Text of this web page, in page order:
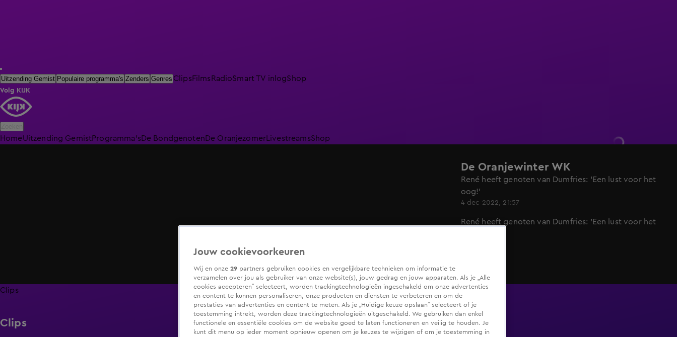
Uitzending Gemist Populaire programma's Zenders Genres ClipsFilmsRadioSmart TV inlogShop
Volg KIJK
HomeUitzending GemistProgramma'sDe BondgenotenDe Oranjezomer LivestreamsShop
De Oranjewinter WK
René heeft genoten van Dumfries: 'Een lust voor het
oog!'
4 dec 2022, 21:57
René heeft genoten van Dumfries: 'Een lust voor het
Clips
Clips
Jouw cookievoorkeuren
Wij en onze 29 partners gebruiken cookies en vergelijkbare technieken om informatie te
verzamelen over jou als gebruiker van onze website(s), jouw gedrag en jouw apparaten. Als je „Alle
cookies accepteren” selecteert, worden trackingtechnologieën ingeschakeld om onze advertenties
en content te kunnen personaliseren, onze producten en diensten te verbeteren en om de
prestaties van advertenties en content te meten. Als je „Huidige keuze opslaan” selecteert of je
toestemming intrekt, worden deze trackingtechnologieën uitgeschakeld. We gebruiken dan enkel
functionele en essentiële cookies om de website goed te laten functioneren en veilig te houden. Je
kunt dit menu op ieder moment opnieuw openen om je keuzes te wijzigen of om je toestemming in